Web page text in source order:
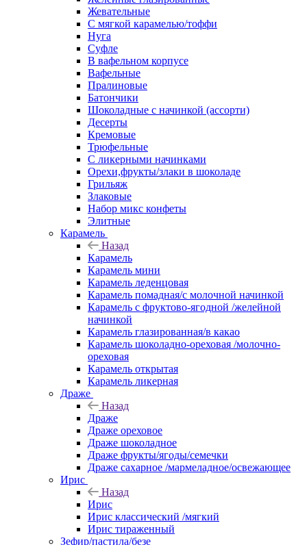
Жевательные
С мягкой карамелью/тоффи
Нуга
Суфле
В вафельном корпусе
Вафельные
Пралиновые
Батончики
Шоколадные с начинкой (ассорти)
Десерты
Кремовые
Трюфельные
С ликерными начинками
Орехи,фрукты/злаки в шоколаде
Грильяж
Злаковые
Набор микс конфеты
Элитные
Карамель
Назад
Карамель
Карамель мини
Карамель леденцовая
Карамель помадная/с молочной начинкой
Карамель с фруктово-ягодной /желейной
начинкой
Карамель глазированная/в какао
Карамель шоколадно-ореховая /молочно-
ореховая
Карамель открытая
Карамель ликерная
Драже
Назад
Драже
Драже ореховое
Драже шоколадное
Драже фрукты/ягоды/семечки
Драже сахарное /мармеладное/освежающее
Ирис
Назад
Ирис
Ирис классический /мягкий
Ирис тираженный
Зефир/пастила/безе